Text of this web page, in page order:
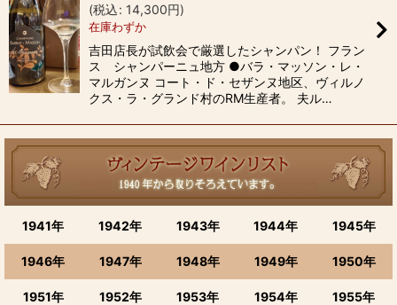
(税込: 14,300円)
在庫わずか
吉田店長が試飲会で厳選したシャンパン！ フラン
ス シャンパーニュ地方 ●バラ・マッソン・レ・
マルガンヌ コート・ド・セザンヌ地区、ヴィルノ
クス・ラ・グランド村のRM生産者。 夫ル…
1941年 1942年 1943年 1944年 1945年
1946年 1947年 1948年 1949年 1950年
1951年 1952年 1953年 1954年 1955年